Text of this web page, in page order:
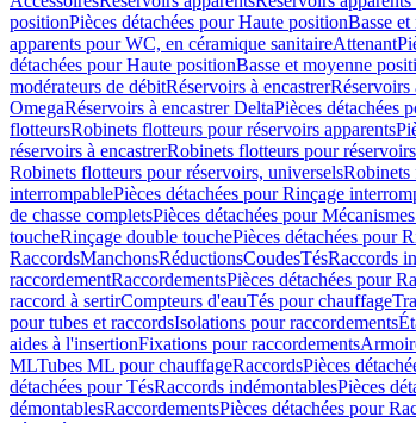
positionPièces détachées pour Haute positionBasse
apparents pour WC, en céramique sanitaireAttenant
détachées pour Haute positionBasse et moyenne
modérateurs de débitRéservoirs à encastrerRéservoirs
OmegaRéservoirs à encastrer DeltaPièces détachées
flotteursRobinets flotteurs pour réservoirs apparents
réservoirs à encastrerRobinets flotteurs pour
Robinets flotteurs pour réservoirs, universels
interrompablePièces détachées pour Rinçage
de chasse completsPièces détachées pour
toucheRinçage double touchePièces détachées pour
RaccordsManchonsRéductionsCoudesTésRaccords
raccordementRaccordementsPièces détachées pour
raccord à sertirCompteurs d'eauTés pour chauffage
pour tubes et raccordsIsolations pour raccordements
aides à l'insertionFixations pour raccordements
MLTubes ML pour chauffageRaccordsPièces
détachées pour TésRaccords indémontablesPièces
démontablesRaccordementsPièces détachées pour